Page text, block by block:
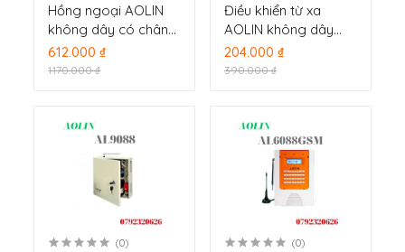
Hồng ngoại AOLIN
không dây có chân
đế Pir 102A
612.000 ₫
1.170.000 ₫
Điều khiển từ xa
AOLIN không dây
YRD185
204.000 ₫
390.000 ₫
(0) (0)